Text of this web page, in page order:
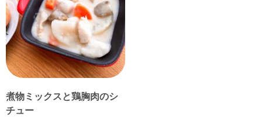
煮物ミックスと鶏胸肉のシ
チュー